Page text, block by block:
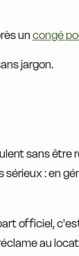
un congé
jargon.
sans être
: en
officiel,
au